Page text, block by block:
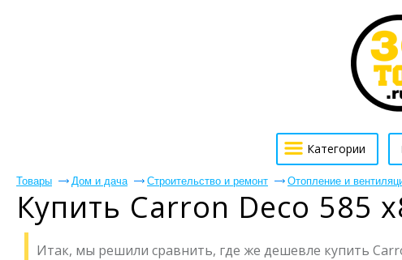
Товары Дом и дача Строительство и ремонт Отопление и
Купить Carron Deco 585
Итак, мы решили сравнить, где же дешевле купить
Категории